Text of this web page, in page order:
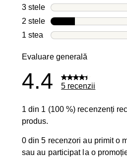
3 stele stele
2 stele stele
1 stea stele
Evaluare generală
4.4 5 recenzii
1 din 1 (100 %) recenzenți
produs.
0 din 5 recenzori au primit o
sau au participat la o